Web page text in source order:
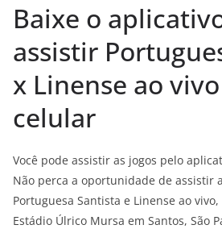
Baixe o
assistir
x Linense ao
celular
Você pode assistir as jogos pelo
Não perca a oportunidade de assistir
Portuguesa Santista e Linense ao
Estádio Úlrico Mursa em Santos, São